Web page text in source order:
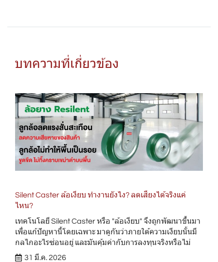
บทความที่เกี่ยวข้อง
Silent Caster ล้อเงียบ ทำงานยังไง? ลดเสียงได้จริงแค่
ไหน?
เทคโนโลยี Silent Caster หรือ "ล้อเงียบ" จึงถูกพัฒนาขึ้นมา
เพื่อแก้ปัญหานี้โดยเฉพาะ มาดูกันว่าภายใต้ความเงียบนั้นมี
กลไกอะไรซ่อนอยู่ และมันคุ้มค่ากับการลงทุนจริงหรือไม่
31 มี.ค. 2026